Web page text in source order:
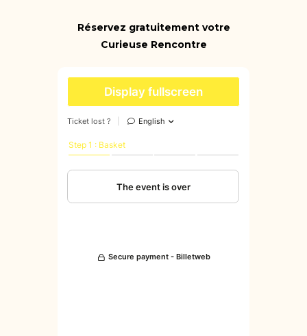
Réservez gratuitement votre
Curieuse Rencontre